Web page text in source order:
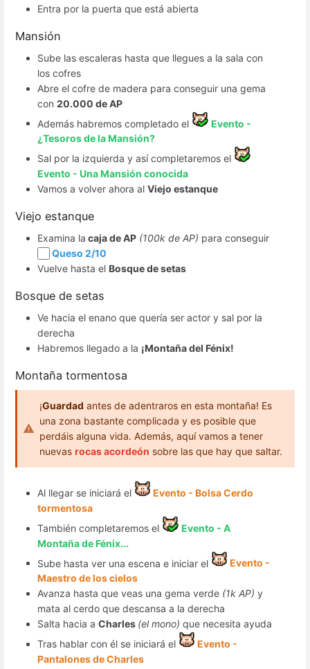
Entra por la puerta que está abierta
Mansión
Sube las escaleras hasta que llegues a la sala con
los cofres
Abre el cofre de madera para conseguir una gema
con 20.000 de AP
Además habremos completado el
Evento -
¿Tesoros de la Mansión?
Sal por la izquierda y así completaremos el
Evento - Una Mansión conocida
Vamos a volver ahora al Viejo estanque
Viejo estanque
Examina la caja de AP (100k de AP) para conseguir
Queso 2/10
Vuelve hasta el Bosque de setas
Bosque de setas
Ve hacia el enano que quería ser actor y sal por la
derecha
Habremos llegado a la ¡Montaña del Fénix!
Montaña tormentosa
¡Guardad antes de adentraros en esta montaña! Es
una zona bastante complicada y es posible que
perdáis alguna vida. Además, aquí vamos a tener
nuevas rocas acordeón sobre las que hay que saltar.
Al llegar se iniciará el
Evento - Bolsa Cerdo
tormentosa
También completaremos el
Evento - A
Montaña de Fénix...
Sube hasta ver una escena e iniciar el
Evento -
Maestro de los cielos
Avanza hasta que veas una gema verde (1k AP) y
mata al cerdo que descansa a la derecha
Salta hacia a Charles (el mono) que necesita ayuda
Tras hablar con él se iniciará el
Evento -
Pantalones de Charles